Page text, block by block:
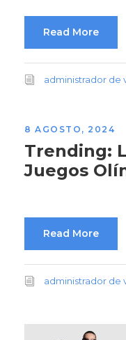
Read More
administrador de
8 AGOSTO, 2024
Trending:
Juegos
Read More
administrador de